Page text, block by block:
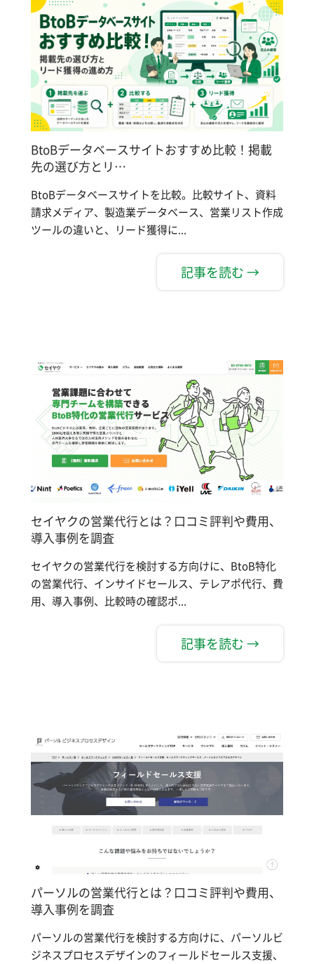
BtoBデータベースサイトおすすめ比較！掲載
先の選び方とリ…
BtoBデータベースサイトを比較。比較サイト、資料
請求メディア、製造業データベース、営業リスト作成
ツールの違いと、リード獲得に...
記事を読む →
セイヤクの営業代行とは？口コミ評判や費用、
導入事例を調査
セイヤクの営業代行を検討する方向けに、BtoB特化
の営業代行、インサイドセールス、テレアポ代行、費
用、導入事例、比較時の確認ポ...
記事を読む →
パーソルの営業代行とは？口コミ評判や費用、
導入事例を調査
パーソルの営業代行を検討する方向けに、パーソルビ
ジネスプロセスデザインのフィールドセールス支援、